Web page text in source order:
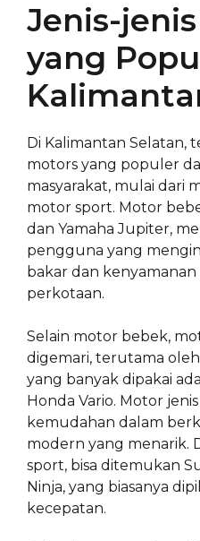
Jenis-
yang
Di Kalimantan Selatan,
motors yang populer
masyarakat, mulai dari
motor sport. Motor
dan Yamaha Jupiter,
pengguna yang
bakar dan
perkotaan.
Selain motor bebek,
digemari, terutama
yang banyak dipakai
Honda Vario. Motor
kemudahan dalam
modern yang menarik.
sport, bisa ditemukan
Ninja, yang biasanya
kecepatan.